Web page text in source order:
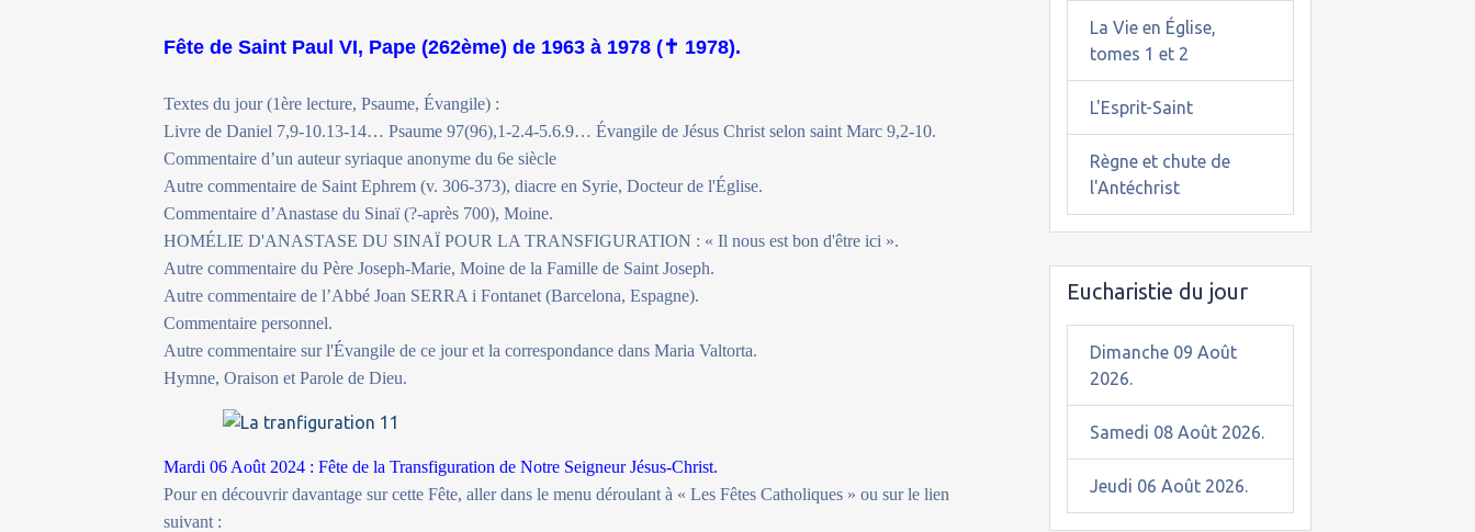
Fête de Saint Paul VI, Pape (262ème) de 1963 à 1978 (✝ 1978).
Textes du jour (1ère lecture, Psaume, Évangile) :
Livre de Daniel 7,9-10.13-14… Psaume 97(96),1-2.4-5.6.9… Évangile de Jésus Christ selon saint Marc 9,2-10.
Commentaire d’un auteur syriaque anonyme du 6e siècle
Autre commentaire de Saint Ephrem (v. 306-373), diacre en Syrie, Docteur de l'Église.
Commentaire d’Anastase du Sinaï (?-après 700), Moine.
HOMÉLIE D'ANASTASE DU SINAÏ POUR LA TRANSFIGURATION : « Il nous est bon d'être ici ».
Autre commentaire du Père Joseph-Marie, Moine de la Famille de Saint Joseph.
Autre commentaire de l’Abbé Joan SERRA i Fontanet (Barcelona, Espagne).
Commentaire personnel.
Autre commentaire sur l'Évangile de ce jour et la correspondance dans Maria Valtorta.
Hymne, Oraison et Parole de Dieu.
Mardi 06 Août 2024 : Fête de la Transfiguration de Notre Seigneur Jésus-Christ.
Pour en découvrir davantage sur cette Fête, aller dans le menu déroulant à « Les Fêtes Catholiques » ou sur le lien
suivant :
La Vie en Église,
tomes 1 et 2
L'Esprit-Saint
Règne et chute de
l'Antéchrist
Eucharistie du jour
Dimanche 09 Août
2026.
Samedi 08 Août 2026.
Jeudi 06 Août 2026.